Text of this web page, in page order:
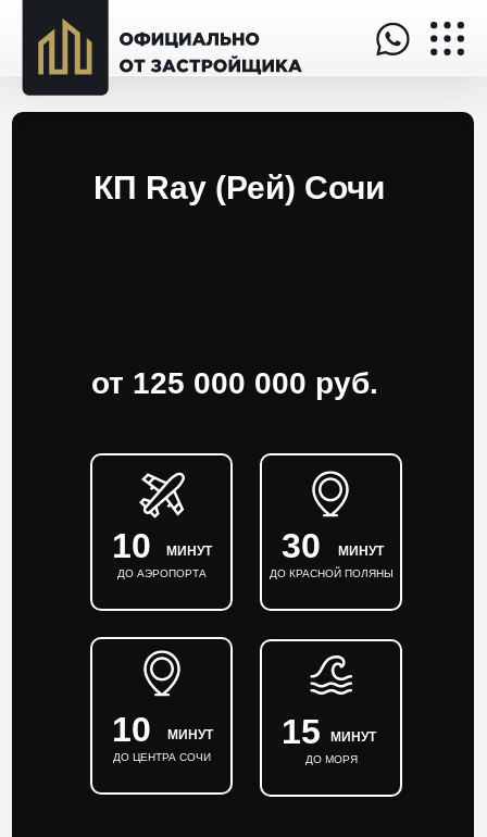
10 МИНУТ
ДО АЭРОПОРТА
КП Ray (Рей) Сочи
15 МИНУТ
ДО МОРЯ
30 МИНУТ
ДО КРАСНОЙ ПОЛЯНЫ
10 МИНУТ
ДО ЦЕНТРА СОЧИ
от 125 000 000 руб.